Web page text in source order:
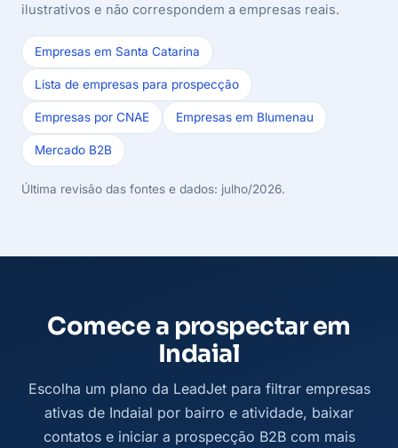
ilustrativos e não correspondem a empresas reais.
Empresas em Santa Catarina
Lista de empresas para prospecção
Empresas por CNAE Empresas em Blumenau
Mercado B2B
Última revisão das fontes e dados: julho/2026.
Comece a prospectar em
Indaial
Escolha um plano da LeadJet para filtrar empresas
ativas de Indaial por bairro e atividade, baixar
contatos e iniciar a prospecção B2B com mais